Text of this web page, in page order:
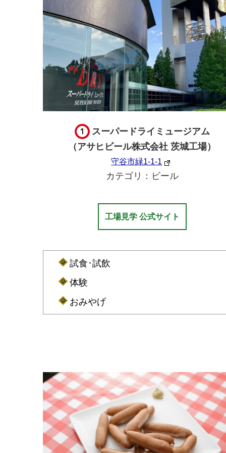
スーパードライミュージアム
（アサヒビール株式会社 茨城工場）
守谷市緑1-1-1
カテゴリ：ビール
工場見学 公式サイト
試食･試飲
体験
おみやげ